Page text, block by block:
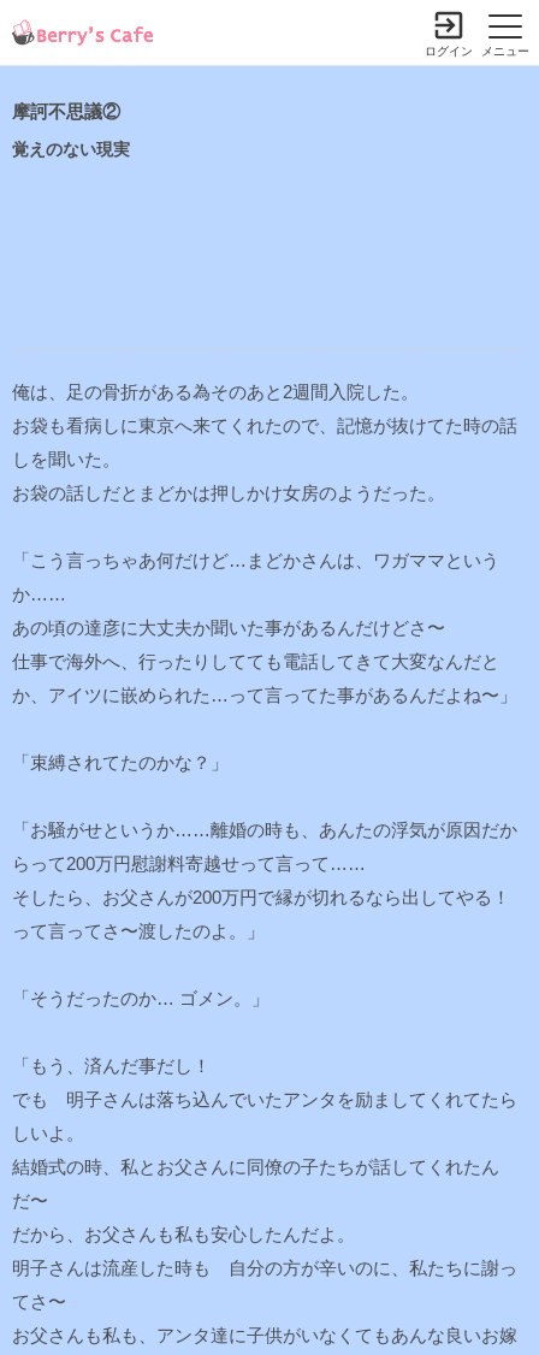
メニュー
ログイン
摩訶不思議②
覚えのない現実
俺は、足の骨折がある為そのあと2週間入院した。
お袋も看病しに東京へ来てくれたので、記憶が抜けてた時の話
しを聞いた。
お袋の話しだとまどかは押しかけ女房のようだった。
「こう言っちゃあ何だけど…まどかさんは、ワガママという
か……
あの頃の達彦に大丈夫か聞いた事があるんだけどさ〜
仕事で海外へ、行ったりしてても電話してきて大変なんだと
か、アイツに嵌められた…って言ってた事があるんだよね〜」
「束縛されてたのかな？」
「お騒がせというか……離婚の時も、あんたの浮気が原因だか
らって200万円慰謝料寄越せって言って……
そしたら、お父さんが200万円で縁が切れるなら出してやる！
って言ってさ〜渡したのよ。」
「そうだったのか… ゴメン。」
「もう、済んだ事だし！
でも 明子さんは落ち込んでいたアンタを励ましてくれてたら
しいよ。
結婚式の時、私とお父さんに同僚の子たちが話してくれたん
だ〜
だから、お父さんも私も安心したんだよ。
明子さんは流産した時も 自分の方が辛いのに、私たちに謝っ
てさ〜
お父さんも私も、アンタ達に子供がいなくてもあんな良いお嫁